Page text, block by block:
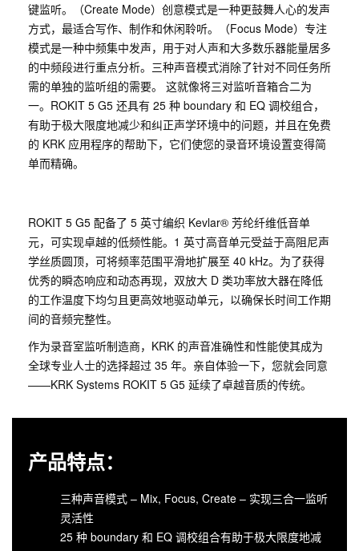
键监听。（Create Mode）创意模式是一种更鼓舞人心的发声
方式，最适合写作、制作和休闲聆听。（Focus Mode）专注
模式是一种中频集中发声，用于对人声和大多数乐器能量居多
的中频段进行重点分析。三种声音模式消除了针对不同任务所
需的单独的监听组的需要。 这就像将三对监听音箱合二为
一。ROKIT 5 G5 还具有 25 种 boundary 和 EQ 调校组合，
有助于极大限度地减少和纠正声学环境中的问题，并且在免费
的 KRK 应用程序的帮助下，它们使您的录音环境设置变得简
单而精确。
ROKIT 5 G5 配备了 5 英寸编织 Kevlar® 芳纶纤维低音单
元，可实现卓越的低频性能。1 英寸高音单元受益于高阻尼声
学丝质圆顶，可将频率范围平滑地扩展至 40 kHz。为了获得
优秀的瞬态响应和动态再现，双放大 D 类功率放大器在降低
的工作温度下均匀且更高效地驱动单元，以确保长时间工作期
间的音频完整性。
作为录音室监听制造商，KRK 的声音准确性和性能使其成为
全球专业人士的选择超过 35 年。亲自体验一下，您就会同意
——KRK Systems ROKIT 5 G5 延续了卓越音质的传统。
产品特点：
三种声音模式 – Mix, Focus, Create – 实现三合一监听
灵活性
25 种 boundary 和 EQ 调校组合有助于极大限度地减